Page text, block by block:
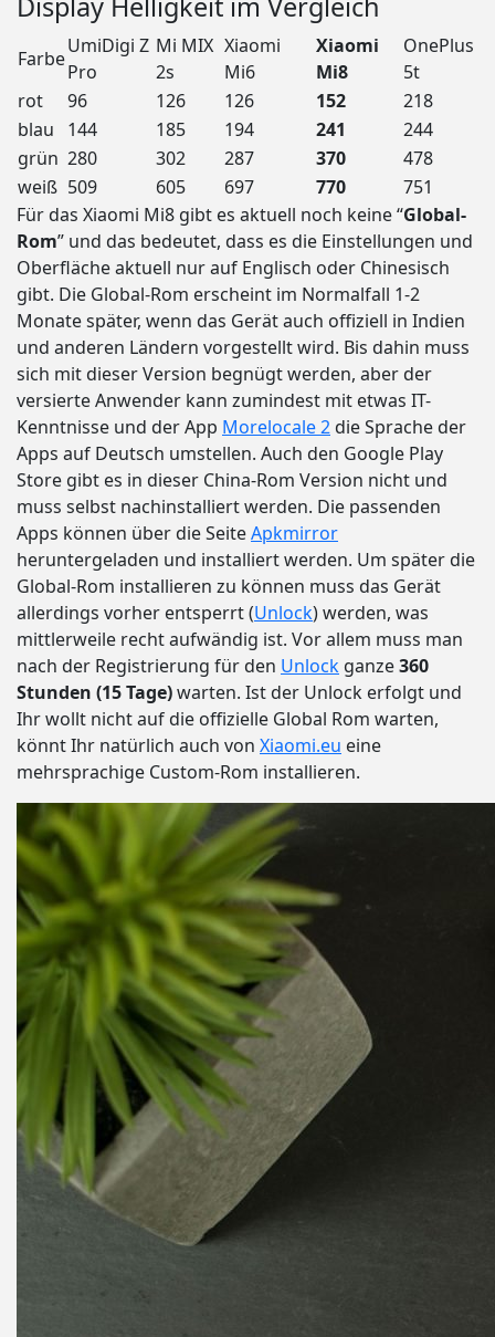
Farbe
UmiDigi Z
Pro
Mi MIX
2s
Xiaomi
Mi6
Xiaomi
Mi8
OnePlus
5t
rot
96 126 126 152
218
blau
144 185 194 241
244
grün 280 302 287 370
478
weiß 509 605 697 770
751
Für das Xiaomi Mi8 gibt es aktuell noch keine “Global-
Rom” und das bedeutet, dass es die Einstellungen und
Oberfläche aktuell nur auf Englisch oder Chinesisch
gibt. Die Global-Rom erscheint im Normalfall 1-2
Monate später, wenn das Gerät auch offiziell in Indien
und anderen Ländern vorgestellt wird. Bis dahin muss
sich mit dieser Version begnügt werden, aber der
versierte Anwender kann zumindest mit etwas IT-
Kenntnisse und der App Morelocale 2die Sprache der
Apps auf Deutsch umstellen. Auch den Google Play
Store gibt es in dieser China-Rom Version nicht und
muss selbst nachinstalliert werden. Die passenden
Apps können über die SeiteApkmirror
heruntergeladen und installiert werden. Um später die
Global-Rom installieren zu können muss das Gerät
allerdings vorher entsperrt (Unlock) werden, was
mittlerweile recht aufwändig ist. Vor allem muss man
nach der Registrierung für den Unlock ganze360
Stunden (15 Tage)warten. Ist der Unlock erfolgt und
Ihr wollt nicht auf die offizielle Global Rom warten,
könnt Ihr natürlich auch von Xiaomi.eu eine
mehrsprachige Custom-Rom installieren.